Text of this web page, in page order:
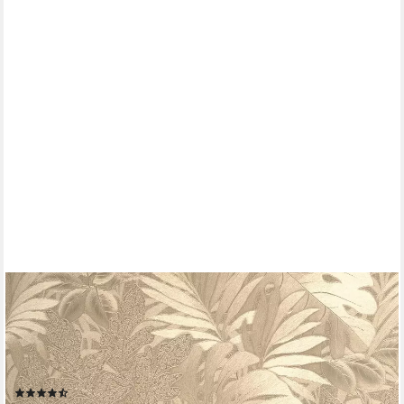
NEWROOM
Vliestapete Okapi Tapete Dschungeltapete
Glänzend,Dschungel,Blätter, Gold Tapete Tropisch Glänzend -
Dschungeltapete Blätter Floral Modern Dschungel Blätter für
Wohnzimmer Schlafzimmer Küche, Blätter
(2)